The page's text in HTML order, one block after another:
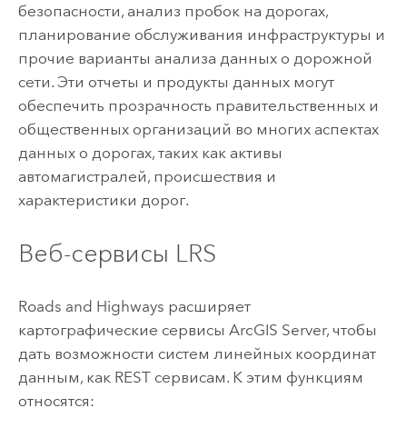
безопасности, анализ пробок на дорогах,
планирование обслуживания инфраструктуры и
прочие варианты анализа данных о дорожной
сети. Эти отчеты и продукты данных могут
обеспечить прозрачность правительственных и
общественных организаций во многих аспектах
данных о дорогах, таких как активы
автомагистралей, происшествия и
характеристики дорог.
Веб-сервисы LRS
Roads and Highways расширяет
картографические сервисы ArcGIS Server, чтобы
дать возможности систем линейных координат
данным, как REST сервисам. К этим функциям
относятся: